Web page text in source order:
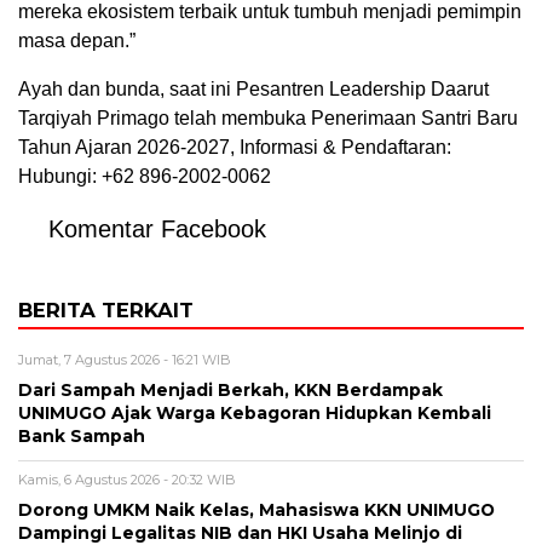
mereka ekosistem terbaik untuk tumbuh menjadi pemimpin
masa depan.”
Ayah dan bunda, saat ini Pesantren Leadership Daarut
Tarqiyah Primago telah membuka Penerimaan Santri Baru
Tahun Ajaran 2026-2027, Informasi & Pendaftaran:
Hubungi: +62 896-2002-0062
Komentar Facebook
BERITA TERKAIT
Jumat, 7 Agustus 2026 - 16:21 WIB
Dari Sampah Menjadi Berkah, KKN Berdampak
UNIMUGO Ajak Warga Kebagoran Hidupkan Kembali
Bank Sampah
Kamis, 6 Agustus 2026 - 20:32 WIB
Dorong UMKM Naik Kelas, Mahasiswa KKN UNIMUGO
Dampingi Legalitas NIB dan HKI Usaha Melinjo di